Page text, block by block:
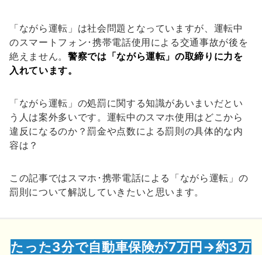
「ながら運転」は社会問題となっていますが、運転中
のスマートフォン･携帯電話使用による交通事故が後を
絶えません。 警察では「ながら運転」の取締りに力を
入れています。
「ながら運転」の処罰に関する知識があいまいだとい
う人は案外多いです。運転中のスマホ使用はどこから
違反になるのか？罰金や点数による罰則の具体的な内
容は？
この記事ではスマホ･携帯電話による「ながら運転」の
罰則について解説していきたいと思います。
たった3分で自動車保険が7万円→約3万